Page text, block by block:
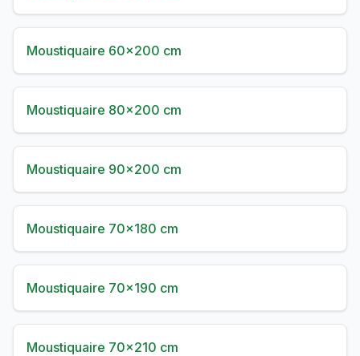
Moustiquaire 60×200 cm
Moustiquaire 80×200 cm
Moustiquaire 90×200 cm
Moustiquaire 70×180 cm
Moustiquaire 70×190 cm
Moustiquaire 70×210 cm